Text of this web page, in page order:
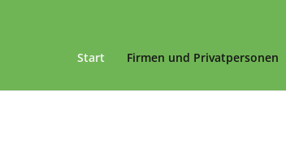
Start Firmen und Privatpersonen